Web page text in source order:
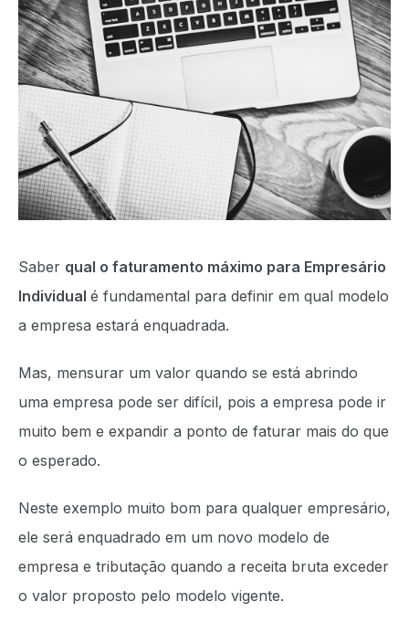
Saber qual o faturamento máximo para Empresário
Individual é fundamental para definir em qual modelo
a empresa estará enquadrada.
Mas, mensurar um valor quando se está abrindo
uma empresa pode ser difícil, pois a empresa pode ir
muito bem e expandir a ponto de faturar mais do que
o esperado.
Neste exemplo muito bom para qualquer empresário,
ele será enquadrado em um novo modelo de
empresa e tributação quando a receita bruta exceder
o valor proposto pelo modelo vigente.